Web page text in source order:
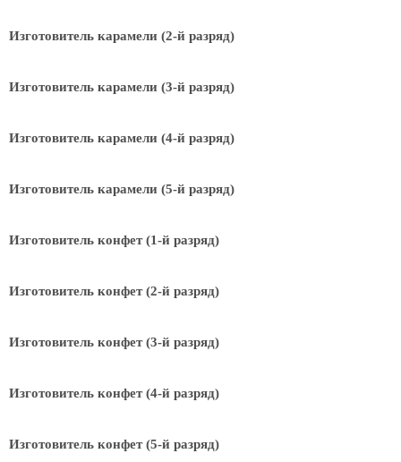
Изготовитель карамели (2-й разряд)
Изготовитель карамели (3-й разряд)
Изготовитель карамели (4-й разряд)
Изготовитель карамели (5-й разряд)
Изготовитель конфет (1-й разряд)
Изготовитель конфет (2-й разряд)
Изготовитель конфет (3-й разряд)
Изготовитель конфет (4-й разряд)
Изготовитель конфет (5-й разряд)